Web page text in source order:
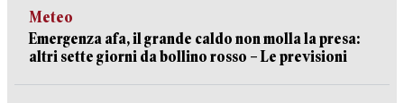
Meteo
Emergenza afa, il grande caldo non molla la presa:
altri sette giorni da bollino rosso – Le previsioni